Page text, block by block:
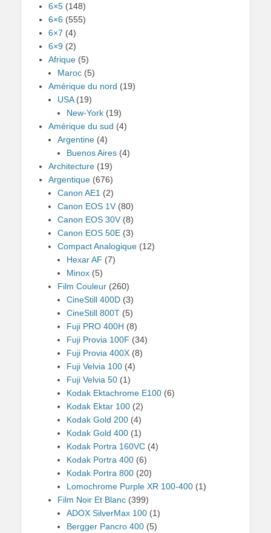
6×5 (148)
6×6 (555)
6×7 (4)
6×9 (2)
Afrique (5)
Maroc (5)
Amérique du nord (19)
USA(19)
New-York (19)
Amérique du sud (4)
Argentine (4)
Buenos Aires (4)
Architecture (19)
Argentique (676)
Canon AE1 (2)
Canon EOS 1V (80)
Canon EOS 30V (8)
Canon EOS 50E (3)
Compact Analogique (12)
Hexar AF (7)
Minox (5)
Film Couleur (260)
CineStill 400D (3)
CineStill 800T (5)
Fuji PRO 400H (8)
Fuji Provia 100F (34)
Fuji Provia 400X (8)
Fuji Velvia 100 (4)
Fuji Velvia 50 (1)
Kodak Ektachrome E100 (6)
Kodak Ektar 100 (2)
Kodak Gold 200 (4)
Kodak Gold 400 (1)
Kodak Portra 160VC (4)
Kodak Portra 400 (6)
Kodak Portra 800 (20)
Lomochrome Purple XR 100-400 (1)
Film Noir Et Blanc (399)
ADOX SilverMax 100 (1)
Bergger Pancro 400 (5)